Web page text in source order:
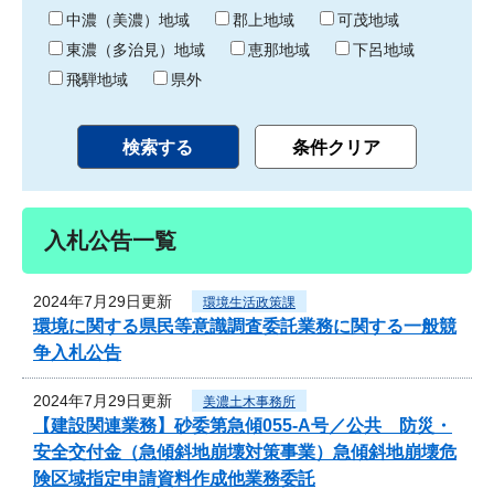
中濃（美濃）地域
郡上地域
可茂地域
東濃（多治見）地域
恵那地域
下呂地域
飛騨地域
県外
入札公告一覧
2024年7月29日更新 環境生活政策課
環境に関する県民等意識調査委託業務に関する一般競
争入札公告
2024年7月29日更新 美濃土木事務所
【建設関連業務】砂委第急傾055-A号／公共 防災・
安全交付金（急傾斜地崩壊対策事業）急傾斜地崩壊危
険区域指定申請資料作成他業務委託